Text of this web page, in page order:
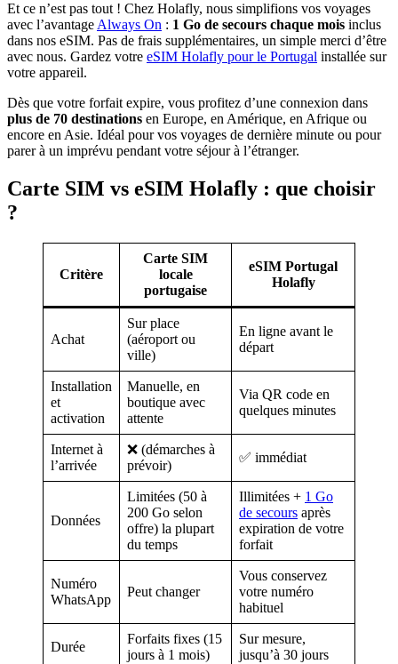
Et ce n’est pas tout ! Chez Holafly, nous simplifions vos voyages
avec l’avantageAlways On : 1 Go de secours chaque mois inclus
dans nos eSIM. Pas de frais supplémentaires, un simple merci d’être
avec nous. Gardez votre eSIM Holafly pour le Portugal installée sur
votre appareil.
Dès que votre forfait expire, vous profitez d’une connexion dans
plus de 70 destinations en Europe, en Amérique, en Afrique ou
encore en Asie. Idéal pour vos voyages de dernière minute ou pour
parer à un imprévu pendant votre séjour à l’étranger.
Carte SIM vs eSIM Holafly : que choisir
?
Critère
Carte SIM
locale
portugaise
eSIM Portugal
Holafly
Achat
Sur place
(aéroport ou
ville)
En ligne avant le
départ
Installation
et
activation
Manuelle, en
boutique avec
attente
Via QR code en
quelques minutes
Internet à
l’arrivée
❌ (démarches à
prévoir)
✅ immédiat
Données
Limitées (50 à
200 Go selon
offre) la plupart
du temps
Illimitées + 1 Go
de secours après
expiration de votre
forfait
Numéro
WhatsApp
Peut changer
Vous conservez
votre numéro
habituel
Durée
Forfaits fixes (15
jours à 1 mois)
Sur mesure,
jusqu’à 30 jours